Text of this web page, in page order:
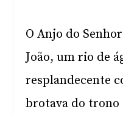
O Anjo do
João, um rio de
resplandecente
brotava do trono